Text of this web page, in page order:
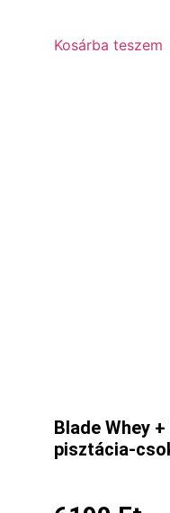
Kosárba teszem
Blade Whey
pisztácia-